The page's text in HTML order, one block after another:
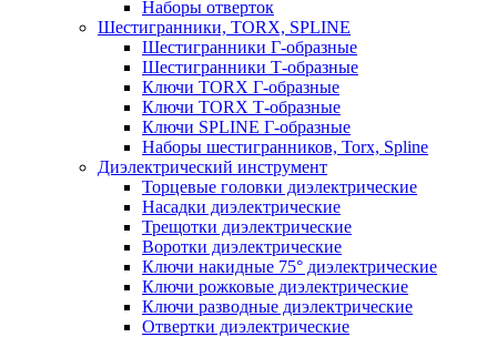
Наборы отверток
Шестигранники, TORX, SPLINE
Шестигранники Г-образные
Шестигранники Т-образные
Ключи TORX Г-образные
Ключи TORX Т-образные
Ключи SPLINE Г-образные
Наборы шестигранников, Torx, Spline
Диэлектрический инструмент
Торцевые головки диэлектрические
Насадки диэлектрические
Трещотки диэлектрические
Воротки диэлектрические
Ключи накидные 75° диэлектрические
Ключи рожковые диэлектрические
Ключи разводные диэлектрические
Отвертки диэлектрические